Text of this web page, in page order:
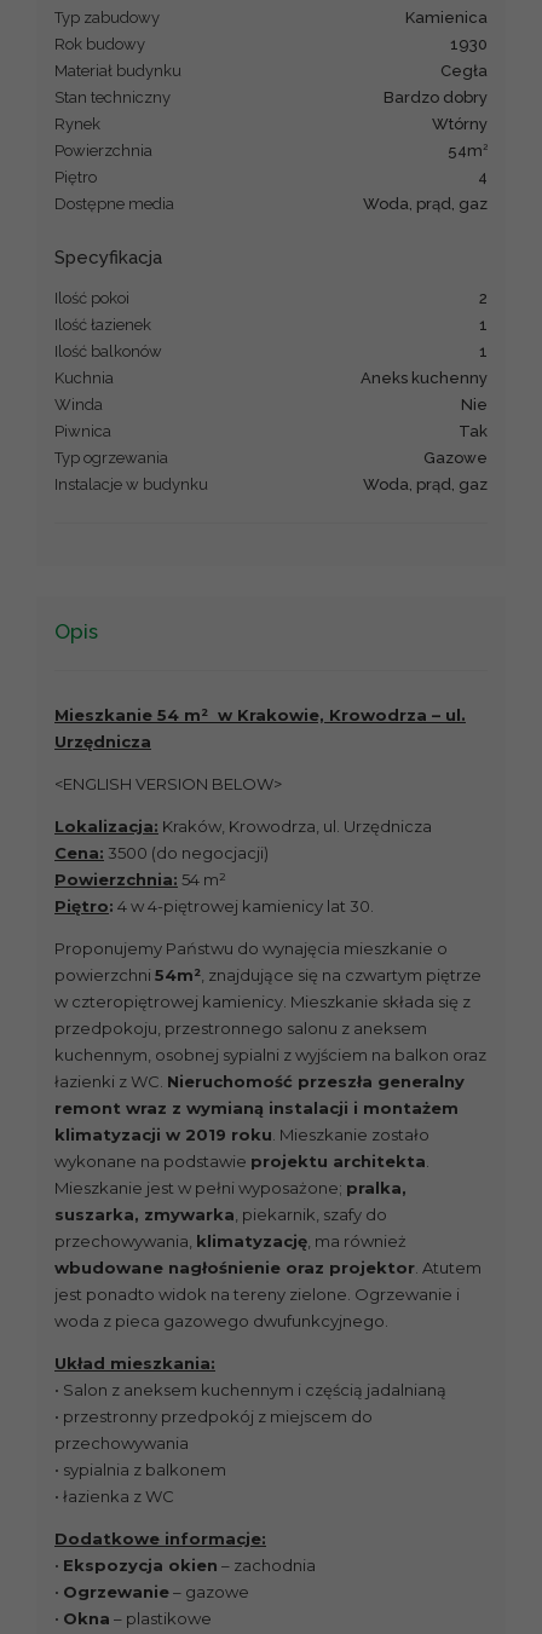
Typ zabudowy
kamienica
Rok budowy
1930
Materiał budynku
cegła
Stan techniczny
Bardzo dobry
Rynek
Wtórny
Powierzchnia
54m 2
Piętro
4
Dostępne media
Woda, prąd, gaz
Specyfikacja
Ilość pokoi
2
Ilość łazienek
1
Ilość balkonów
1
Kuchnia
Aneks kuchenny
Winda
Nie
Piwnica
Tak
Typ ogrzewania
Gazowe
Instalacje w budynku
Woda, prąd, gaz
Opis
Mieszkanie 54 m² w Krakowie, Krowodrza – ul.
Urzędnicza
<ENGLISH VERSION BELOW>
Lokalizacja: Kraków, Krowodrza, ul. Urzędnicza
Cena: 3500 (do negocjacji)
Powierzchnia: 54 m²
Piętro: 4 w 4-piętrowej kamienicy lat 30.
Proponujemy Państwu do wynajęcia mieszkanie o
powierzchni 54m² , znajdujące się na czwartym piętrze
w czteropiętrowej kamienicy. Mieszkanie składa się z
przedpokoju, przestronnego salonu z aneksem
kuchennym, osobnej sypialni z wyjściem na balkon oraz
łazienki z WC. Nieruchomość przeszła generalny
remont wraz z wymianą instalacji i montażem
klimatyzacji w 2019 roku . Mieszkanie zostało
wykonane na podstawie projektu architekta
Mieszkanie jest w pełni wyposażone; pralka,
suszarka, zmywarka , piekarnik, szafy do
przechowywania, klimatyzację , ma również
wbudowane nagłośnienie oraz projektor . Atutem
jest ponadto widok na tereny zielone. Ogrzewanie i
woda z pieca gazowego dwufunkcyjnego.
Układ mieszkania:
• Salon z aneksem kuchennym i częścią jadalnianą
• przestronny przedpokój z miejscem do
przechowywania
• sypialnia z balkonem
• łazienka z WC
Dodatkowe informacje:
• Ekspozycja okien – zachodnia
• Ogrzewanie– gazowe
• Okna – plastikowe